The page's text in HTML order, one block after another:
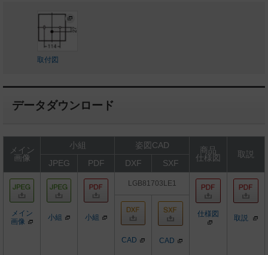
取付図
データダウンロード
メイン
画像
小組 姿図CAD
商品
仕様図
取説
JPEG
PDF DXF SXF
メイン
画像
小組 小組
LGB81703LE1
仕様図 取説
CAD CAD